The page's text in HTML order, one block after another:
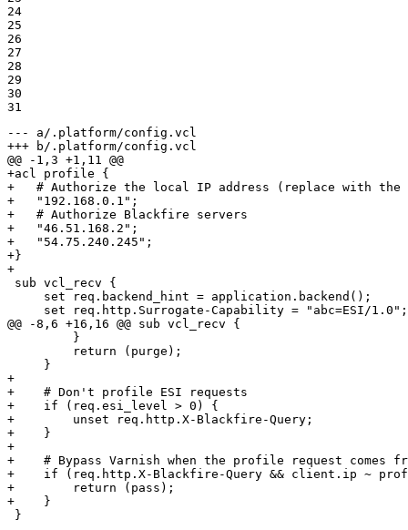
24
25
26
27
28
29
30
31
--- a/.platform/config.vcl
+++ b/.platform/config.vcl
@@ -1,3 +1,11 @@
+acl profile {
+   # Authorize the local IP address (replace with the
+   "192.168.0.1";
+   # Authorize Blackfire servers
+   "46.51.168.2";
+   "54.75.240.245";
+}
+
sub vcl_recv {
     set req.backend_hint = application.backend();
     set req.http.Surrogate-Capability = "abc=ESI/1.0";
@@ -8,6 +16,16 @@ sub vcl_recv {
         }
         return (purge);
+
+    # Don't profile ESI requests
+    if (req.esi_level > 0) {
+        unset req.http.X-Blackfire-Query;
+    }
+
+    # Bypass Varnish when the profile request comes
+    if (req.http.X-Blackfire-Query && client.ip ~
+        return (pass);
+    }
}